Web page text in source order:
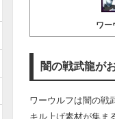
ワー
闇の戦武龍が
ワーウルフは闇の戦
キル上げ素材が集ま